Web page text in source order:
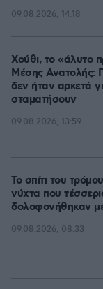
09.08.2026, 14:18
Χούθι, το «άλυτο
Μέσης Ανατολής:
δεν ήταν αρκετά
σταματήσουν
09.08.2026, 13:59
Το σπίτι του
νύχτα που
δολοφονήθηκαν
09.08.2026, 08:33